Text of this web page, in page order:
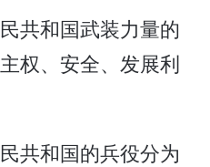
共和国武装力量的
权、安全、发展利
共和国的兵役分为